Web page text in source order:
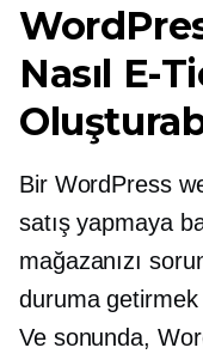
Nasıl E-
Bir WordPress
satış yapmaya
mağazanızı
duruma getirmek
Ve sonunda,